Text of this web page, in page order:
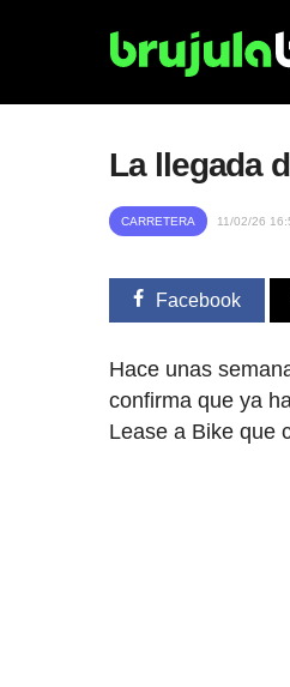
La llegada
CARRETERA 11/02/26
Facebook
Hace unas
confirma que ya
Lease a Bike que